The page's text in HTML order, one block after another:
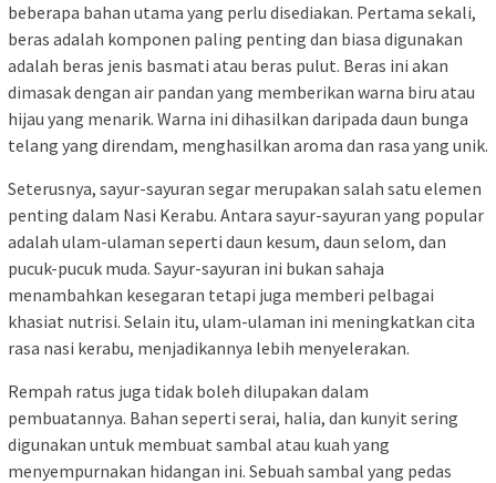
beberapa bahan utama yang perlu disediakan. Pertama sekali,
beras adalah komponen paling penting dan biasa digunakan
adalah beras jenis basmati atau beras pulut. Beras ini akan
dimasak dengan air pandan yang memberikan warna biru atau
hijau yang menarik. Warna ini dihasilkan daripada daun bunga
telang yang direndam, menghasilkan aroma dan rasa yang unik.
Seterusnya, sayur-sayuran segar merupakan salah satu elemen
penting dalam Nasi Kerabu. Antara sayur-sayuran yang popular
adalah ulam-ulaman seperti daun kesum, daun selom, dan
pucuk-pucuk muda. Sayur-sayuran ini bukan sahaja
menambahkan kesegaran tetapi juga memberi pelbagai
khasiat nutrisi. Selain itu, ulam-ulaman ini meningkatkan cita
rasa nasi kerabu, menjadikannya lebih menyelerakan.
Rempah ratus juga tidak boleh dilupakan dalam
pembuatannya. Bahan seperti serai, halia, dan kunyit sering
digunakan untuk membuat sambal atau kuah yang
menyempurnakan hidangan ini. Sebuah sambal yang pedas